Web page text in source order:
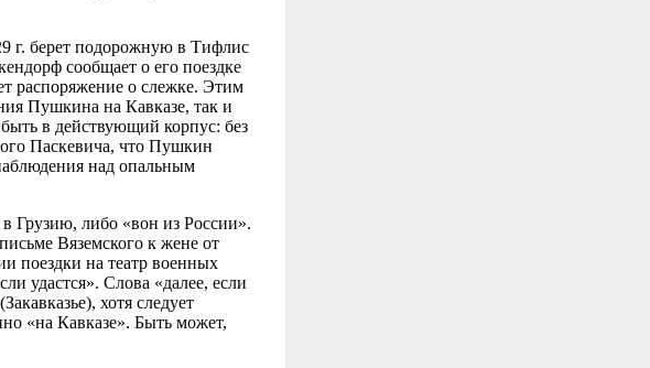
г. берет подорожную в Тифлис
сообщает о его поездке
распоряжение о слежке. Этим
Пушкина на Кавказе, так и
в действующий корпус: без
Паскевича, что Пушкин
над опальным
Грузию, либо «вон из России».
Вяземского к жене от
поездки на театр военных
удастся». Слова «далее, если
хотя следует
«на Кавказе». Быть может,